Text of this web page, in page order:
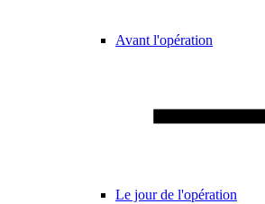
Avant l'opération
Le jour de l'opération